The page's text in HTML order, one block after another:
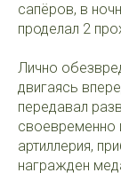
сапёров, в
проделал 2
Лично
двигаясь
передавал
своевременно
артиллерия,
награжден